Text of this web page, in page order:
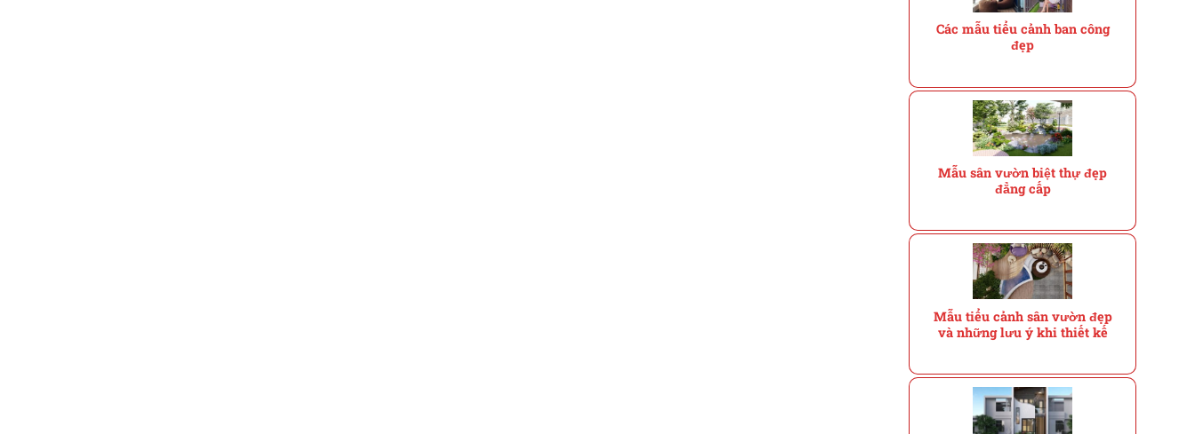
Các mẫu tiểu cảnh ban công
đẹp
Mẫu sân vườn biệt thự đẹp
đẳng cấp
Mẫu tiểu cảnh sân vườn đẹp
và những lưu ý khi thiết kế